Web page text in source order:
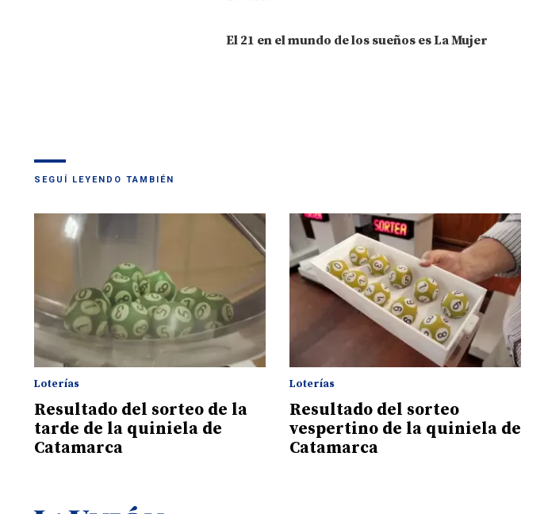
El 21 en el mundo de los sueños es La Mujer
SEGUÍ LEYENDO TAMBIÉN
Loterías
Resultado del sorteo de la
tarde de la quiniela de
Catamarca
Loterías
Resultado del sorteo
vespertino de la quiniela de
Catamarca